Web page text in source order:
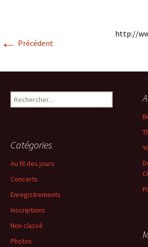
← Précédent
http://
Rechercher :
Catégories
Au fil des jours
Concerts
Enregistrements
Inscriptions
Non classé
Photos